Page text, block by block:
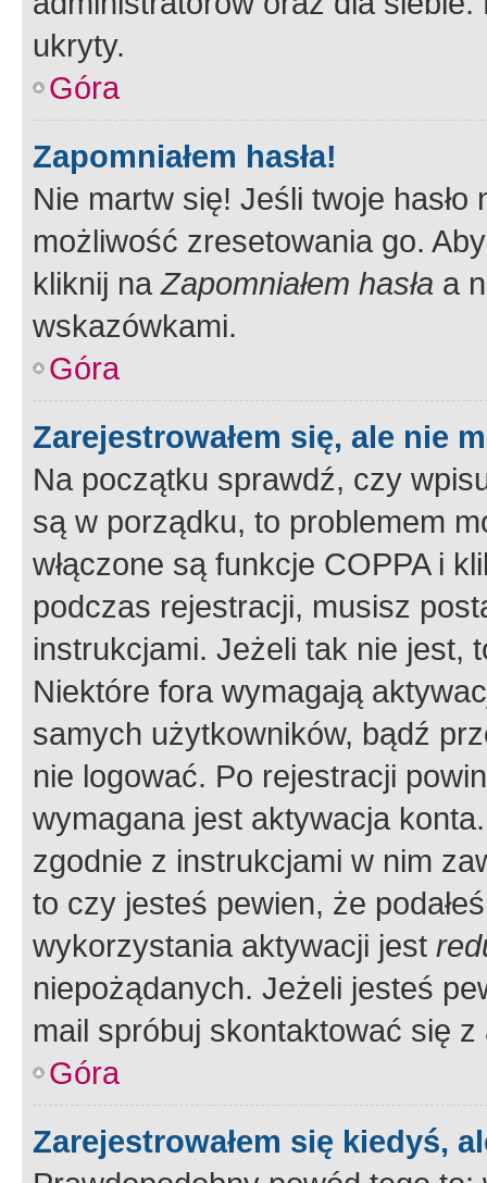
ukryty.
Góra
Zapomniałem hasła!
Nie martw się! Jeśli twoje
możliwość zresetowania go.
kliknij naZapomniałem hasła a
wskazówkami.
Góra
Zarejestrowałem się, ale nie
Na początku sprawdź, czy
są w porządku, to problemem
włączone są funkcje COPPA i
podczas rejestracji, musisz
instrukcjami. Jeżeli tak nie jest,
Niektóre fora wymagają
samych użytkowników, bądź
nie logować. Po rejestracji
wymagana jest aktywacja
zgodnie z instrukcjami w nim
to czy jesteś pewien, że
wykorzystania aktywacji jest
niepożądanych. Jeżeli jesteś
mail spróbuj skontaktować się
Góra
Zarejestrowałem się kiedyś,